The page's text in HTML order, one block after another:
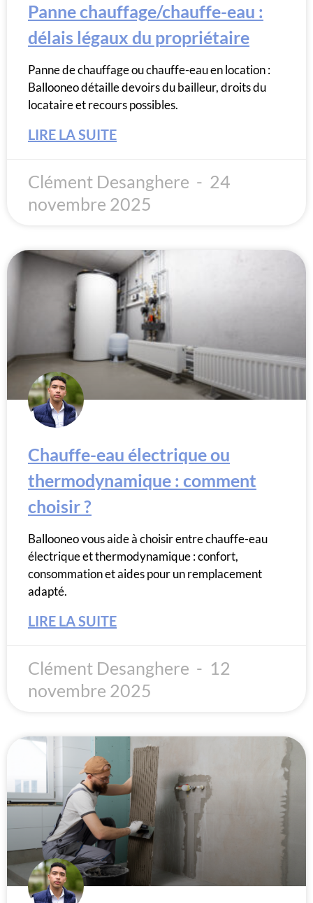
Panne chauffage/chauffe-eau :
délais légaux du propriétaire
Panne de chauffage ou chauffe-eau en location :
Ballooneo détaille devoirs du bailleur, droits du
locataire et recours possibles.
LIRE LA SUITE
Clément Desanghere
24
novembre 2025
Chauffe-eau électrique ou
thermodynamique : comment
choisir ?
Ballooneo vous aide à choisir entre chauffe-eau
électrique et thermodynamique : confort,
consommation et aides pour un remplacement
adapté.
LIRE LA SUITE
Clément Desanghere
12
novembre 2025